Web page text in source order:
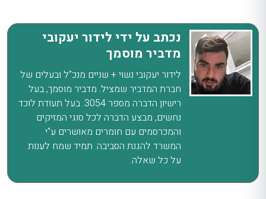
נכתב על ידי לידור יעקובי
מדביר מוסמך
לידור יעקובי נשוי + שניים מנכ"ל ובעלים של
חברת המדביר שמציל. מדביר מוסמך, בעל
רישיון הדברה מספר 3054. בעל תעודת לוכד
נחשים, מבצע הדברה לכל סוגי המזיקים
והמכרסמים עם חומרים מאושרים ע"י
המשרד להגנת הסביבה. תמיד שמח לענות
על כל שאלה.